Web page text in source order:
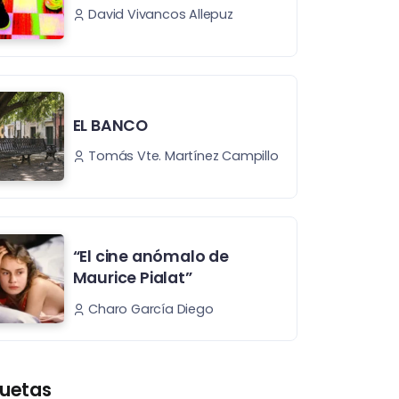
David Vivancos Allepuz
EL BANCO
Tomás Vte. Martínez Campillo
“El cine anómalo de
Maurice Pialat”
Charo García Diego